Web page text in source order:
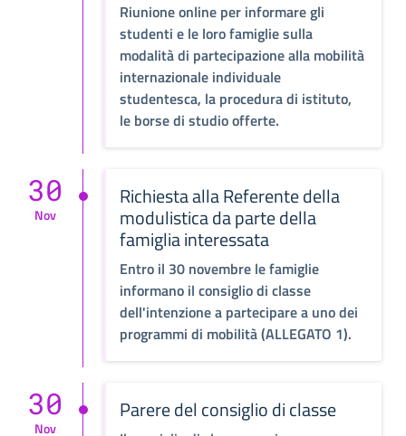
Riunione online per informare gli
studenti e le loro famiglie sulla
modalità di partecipazione alla mobilità
internazionale individuale
studentesca, la procedura di istituto,
le borse di studio offerte.
Richiesta alla Referente della
modulistica da parte della
famiglia interessata
Entro il 30 novembre le famiglie
informano il consiglio di classe
dell'intenzione a partecipare a uno dei
programmi di mobilità (ALLEGATO 1).
30
Nov
Parere del consiglio di classe
30
Nov